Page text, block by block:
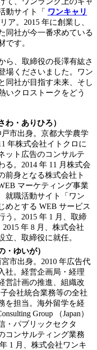
動サイト「
ワンキャリ
ア。2015 年に創業し、
同社が今一番求めている
です。
ら、取締役の長澤有紘さ
場くださいました。ワン
同社が目指す未来、そし
いクロストークをどう
わ・ありひろ）
戸市出身。京都大学農学
年株式会社イトクロに
ット広告のコンサルテ
る。2014 年 11 月株式会
前身となる株式会社ト
マーケティング事業
就職活動サイト「ワン
めとする WEB サービス
う。2015 年 1 月、取締
年 8 月、株式会社
立、取締役に就任。
・ゆいが）
市出身。2010 年広告代
社。経営企画局・経理
営計画の推進、組織改
会社統合業務等の全社
を担当。海外留学を経
Group （Japan）
・パブリックセクタ
コンサルティング業務
1 月、株式会社ワンキ